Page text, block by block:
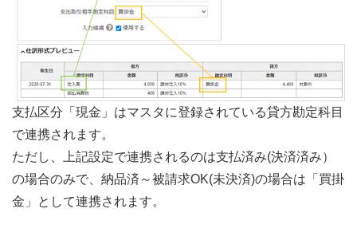
支払区分「現金」はマスタに登録されている貸方勘定科目
で連携されます。
ただし、上記設定で連携されるのは支払済み(決済済み）
の場合のみで、納品済～被請求OK(未決済)の場合は「買掛
金」として連携されます。